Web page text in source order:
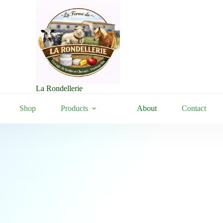
La Rondellerie
Shop Products About Contact